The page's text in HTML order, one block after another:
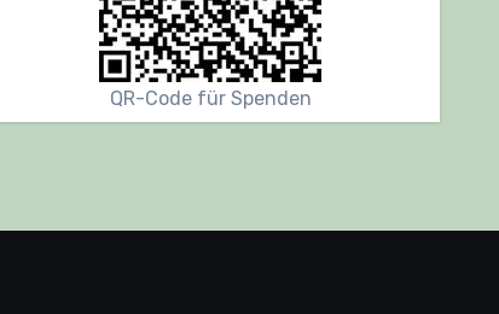
QR-Code für Spenden